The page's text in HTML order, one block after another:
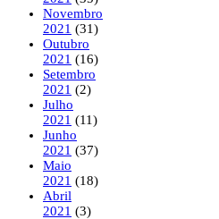
Novembro
2021 (31)
Outubro
2021 (16)
Setembro
2021 (2)
Julho
2021 (11)
Junho
2021 (37)
Maio
2021 (18)
Abril
2021 (3)